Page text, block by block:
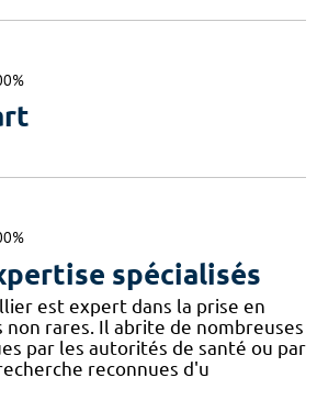
spécialisés
est expert dans la prise en
non rares. Il abrite de nombreuses
par les autorités de santé ou par
reconnues d'u